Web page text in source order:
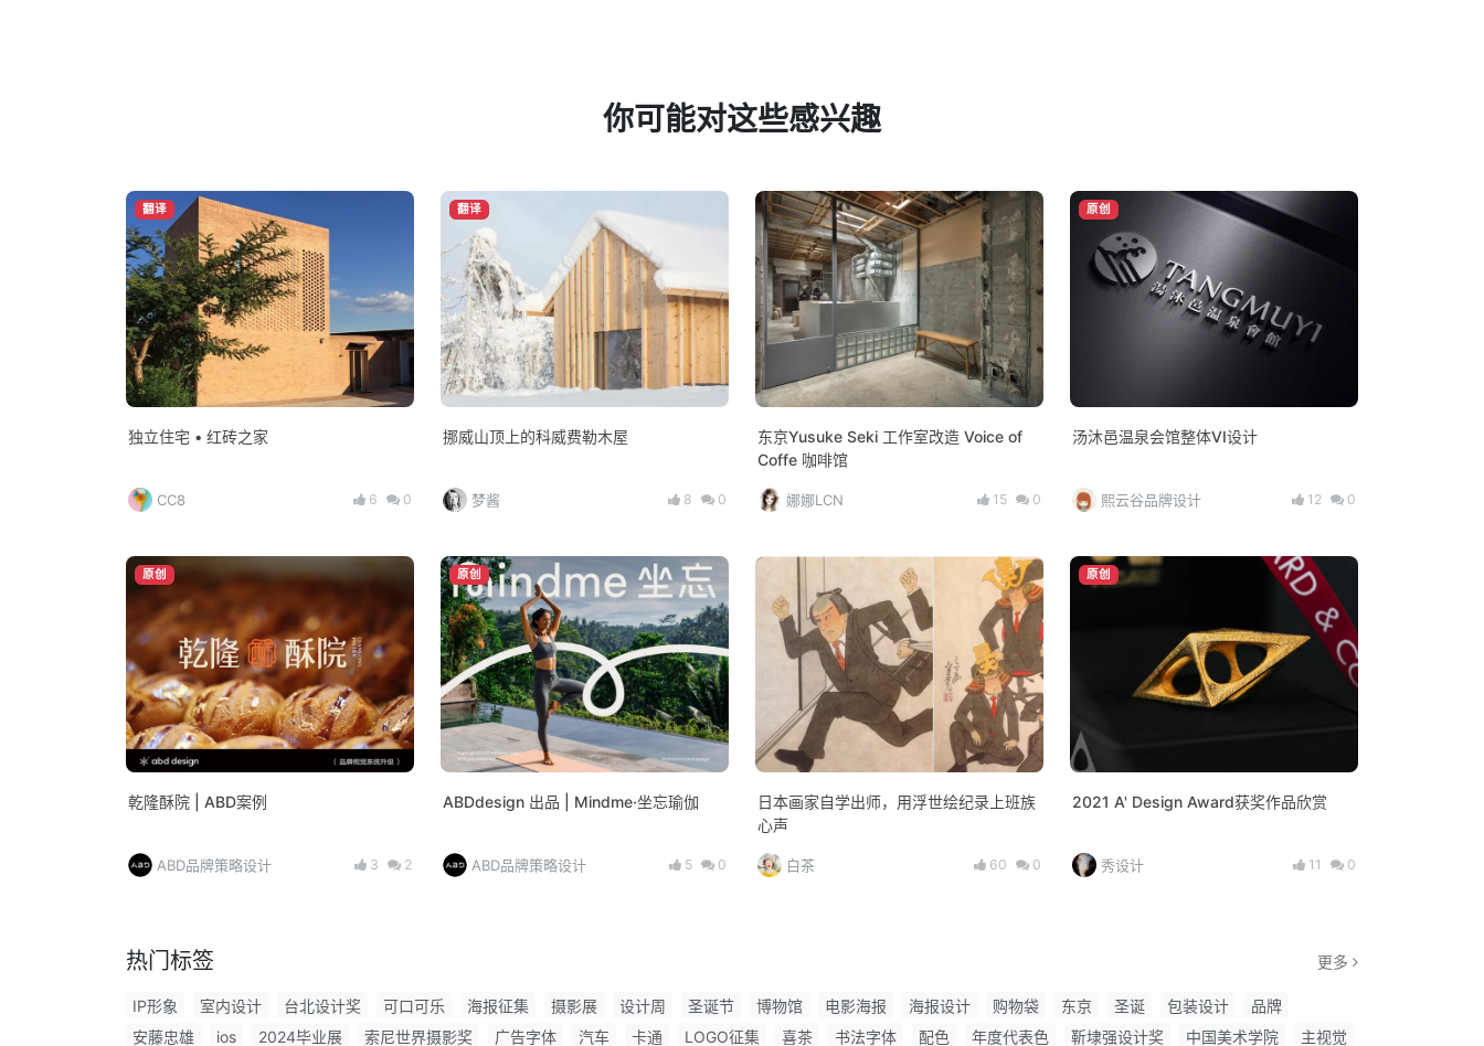
你可能对这些感兴趣
翻译
独立住宅 • 红砖之家
CC8 6 0
翻译
挪威山顶上的科威费勒木屋
梦酱 8 0
东京Yusuke Seki 工作室改造 Voice of
Coffe 咖啡馆
娜娜LCN 15 0
原创
汤沐邑温泉会馆整体VI设计
熙云谷品牌设计 12 0
原创
乾隆酥院 | ABD案例
ABD品牌策略设计 3 2
原创
ABDdesign 出品 | Mindme·坐忘瑜伽
ABD品牌策略设计 5 0
日本画家自学出师，用浮世绘纪录上班族
心声
白茶 60 0
原创
2021 A' Design Award获奖作品欣赏
秀设计 11 0
热门标签 更多
IP形象 室内设计 台北设计奖 可口可乐 海报征集 摄影展 设计周 圣诞节 博物馆 电影海报 海报设计 购物袋 东京 圣诞 包装设计
品牌
安藤忠雄
ios 2024毕业展 索尼世界摄影奖 广告字体 汽车 卡通 LOGO征集 喜茶 书法字体 配色 年度代表色 靳埭强设计奖 中国美术学院 主视觉